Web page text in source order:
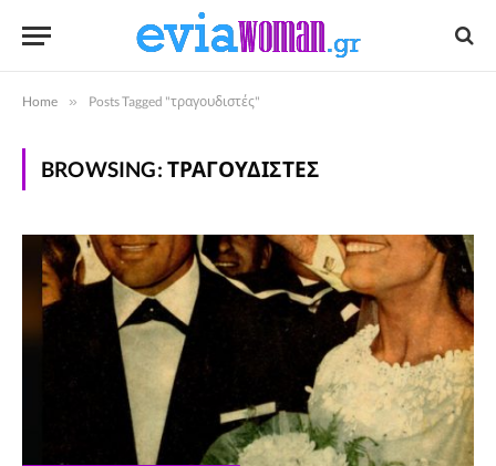
Home » Posts Tagged "τραγουδιστές"
BROWSING: ΤΡΑΓΟΥΔΙΣΤΈΣ